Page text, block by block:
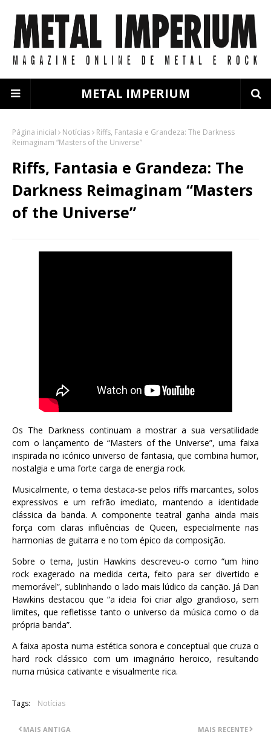
METAL IMPERIUM
Página inicial Notícias
Riffs, Fantasia e Grandeza: The Darkness
Reimaginam “Masters of the Universe”
Riffs, Fantasia e Grandeza: The
Darkness Reimaginam “Masters
of the Universe”
Os The Darkness continuam a mostrar a sua versatilidade
com o lançamento de “Masters of the Universe”, uma faixa
inspirada no icónico universo de fantasia, que combina humor,
nostalgia e uma forte carga de energia rock.
Musicalmente, o tema destaca-se pelos riffs marcantes, solos
expressivos e um refrão imediato, mantendo a identidade
clássica da banda. A componente teatral ganha ainda mais
força com claras influências de Queen, especialmente nas
harmonias de guitarra e no tom épico da composição.
Sobre o tema, Justin Hawkins descreveu-o como “um hino
rock exagerado na medida certa, feito para ser divertido e
memorável”, sublinhando o lado mais lúdico da canção. Já Dan
Hawkins destacou que “a ideia foi criar algo grandioso, sem
limites, que refletisse tanto o universo da música como o da
própria banda”.
A faixa aposta numa estética sonora e conceptual que cruza o
hard rock clássico com um imaginário heroico, resultando
numa música cativante e visualmente rica.
Tags: Notícias
MAIS RECENTE
MAIS ANTIGA